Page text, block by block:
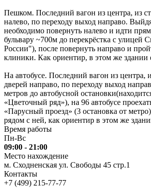
Пешком. Последний вагон из центра, из
налево, по переходу выход направо.
необходимо повернуть налево и идти
бульвару ~700м до перекрёстка с улицей
России"), после повернуть направо и
клиники. Как ориентир, в этом же здании
На автобусе. Последний вагон из центра,
дверей направо, по переходу выход
метров до автобусной
«Цветочный ряд»), на 96 автобусе
«Парусный проезд» (3 остановка от
рядом с ней, как ориентир в этом же
Время работы
Пн-Вс
09:00 - 21:00
Место нахождение
м. Сходненская ул. Свободы 45 стр.1
Контакты
+7 (499) 215-77-77